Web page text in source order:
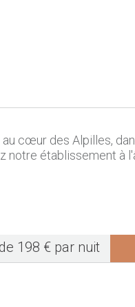
cœur des Alpilles,
notre établissement à
198 € par nuit